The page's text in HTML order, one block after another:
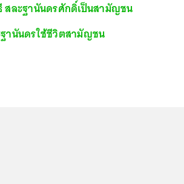
สละฐานันดรศักดิ์เป็นสามัญชน
านันดรใช้ชีวิตสามัญชน